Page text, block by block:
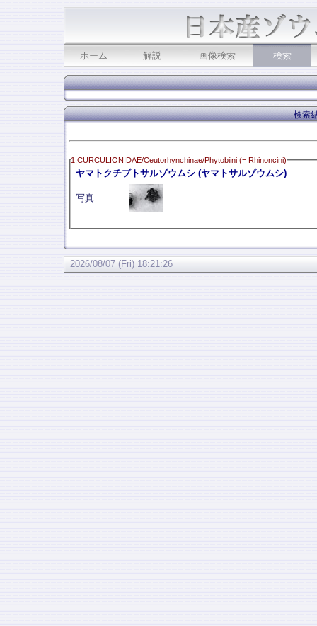
ホーム 解説 画像検索 検索
検索
1:CURCULIONIDAE/Ceutorhynchinae/Phytobiini (= Rhinoncini)
ヤマトクチブトサルゾウムシ (ヤマトサルゾウムシ)
写真
2026/08/07 (Fri) 18:21:26